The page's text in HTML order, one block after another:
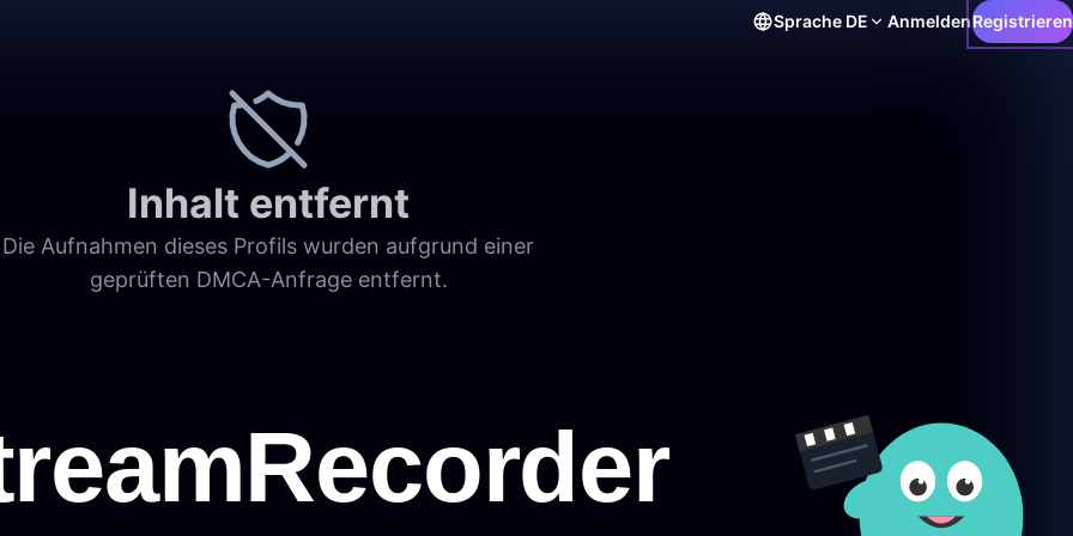
Sprache DE AnmeldenRegistrieren
Inhalt entfernt
Die Aufnahmen dieses Profils wurden aufgrund einer
geprüften DMCA-Anfrage entfernt.